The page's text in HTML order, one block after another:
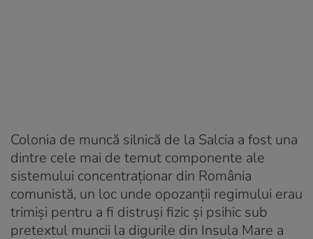
Colonia de muncă silnică de la Salcia a fost una
dintre cele mai de temut componente ale
sistemului concentraționar din România
comunistă, un loc unde opozanții regimului erau
trimiși pentru a fi distruși fizic și psihic sub
pretextul muncii la digurile din Insula Mare a